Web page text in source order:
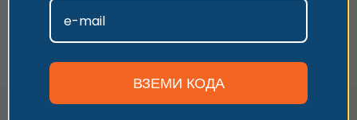
ВЗЕМИ КОДА